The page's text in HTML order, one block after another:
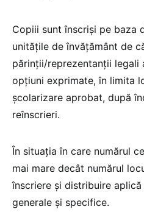
Copiii sunt înscriși pe baza
unitățile de învățământ de
părinții/reprezentanții legali
opțiuni exprimate, în limita
școlarizare aprobat, după
reînscrieri.
În situația în care numărul
mai mare decât numărul
înscriere și distribuire
generale și specifice.